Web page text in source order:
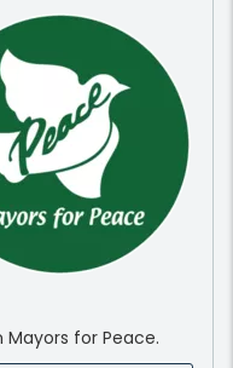
for Peace.